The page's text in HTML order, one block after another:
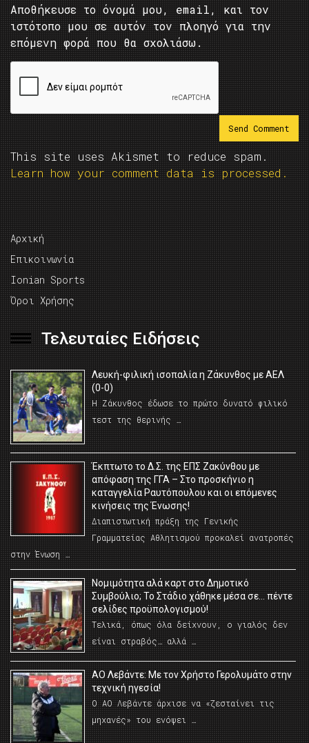
Αποθήκευσε το όνομά μου, email, και τον
ιστότοπο μου σε αυτόν τον πλοηγό για την
επόμενη φορά που θα σχολιάσω.
This site uses Akismet to reduce spam.
Learn how your comment data is processed.
Αρχική
Επικοινωνία
Ionian Sports
Όροι Χρήσης
Τελευταίες Ειδήσεις
Λευκή-φιλική ισοπαλία η Ζάκυνθος με ΑΕΛ
(0-0)
Η Ζάκυνθος έδωσε το πρώτο δυνατό φιλικό
τεστ της θερινής …
Έκπτωτο το Δ.Σ. της ΕΠΣ Ζακύνθου με
απόφαση της ΓΓΑ – Στο προσκήνιο η
καταγγελία Ραυτόπουλου και οι επόμενες
κινήσεις της Ένωσης!
Διαπιστωτική πράξη της Γενικής
Γραμματείας Αθλητισμού προκαλεί ανατροπές
στην Ένωση …
Νομιμότητα αλά καρτ στο Δημοτικό
Συμβούλιο; Το Στάδιο χάθηκε μέσα σε… πέντε
σελίδες προϋπολογισμού!
Τελικά, όπως όλα δείχνουν, ο γιαλός δεν
είναι στραβός… αλλά …
ΑΟ Λεβάντε: Με τον Χρήστο Γερολυμάτο στην
τεχνική ηγεσία!
Ο ΑΟ Λεβάντε άρχισε να «ζεσταίνει τις
μηχανές» του ενόψει …